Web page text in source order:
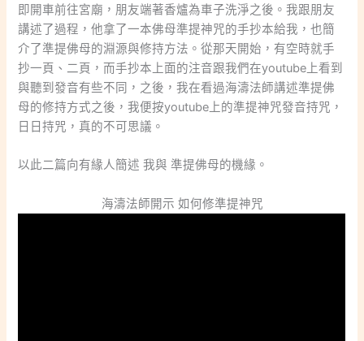
即開車前往宮廟，朋友端著香爐為車子洗淨之後。我跟朋友
講述了過程，他拿了一本佛母準提神咒的手抄本給我，也簡
介了準提佛母的淵源與修持方法。從那天開始，有空時就手
抄一頁、二頁，而手抄本上面的注音跟我們在youtube上看到
與聽到發音有些不同，之後，我在看過海濤法師講述準提佛
母的修持方式之後，我便按youtube上的準提神咒發音持咒，
日日持咒，真的不可思議。
以此二篇向有緣人簡述 我與 準提佛母的機緣。
海濤法師開示 如何修準提神咒